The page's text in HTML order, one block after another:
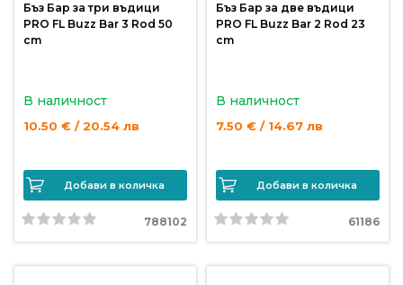
Маркетинг
и
Weberest
Бъз Бар за три въдици
PRO FL Buzz Bar 3 Rod 50
cm
В наличност
10.50 € / 20.54 лв
Добави в количка
788102
Бъз Бар за две въдици
PRO FL Buzz Bar 2 Rod 23
cm
В наличност
7.50 € / 14.67 лв
Добави в количка
61186